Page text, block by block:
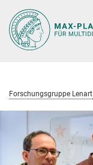
Hauptinhalt
Forschungsgruppe Lenart